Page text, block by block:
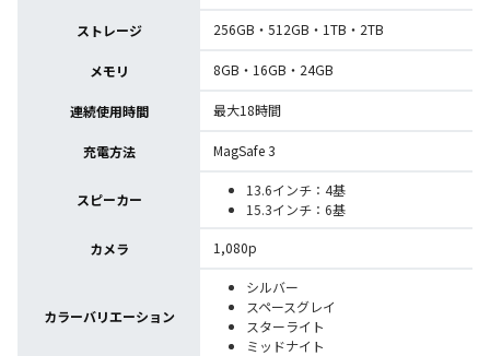
ストレージ 256GB・512GB・1TB・2TB
メモリ 8GB・16GB・24GB
連続使用時間 最大18時間
充電方法 MagSafe 3
スピーカー
13.6インチ：4基
15.3インチ：6基
カメラ 1,080p
カラーバリエーション
シルバー
スペースグレイ
スターライト
ミッドナイト